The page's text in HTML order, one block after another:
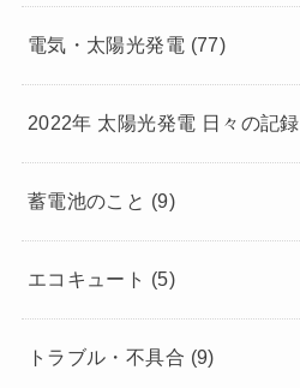
電気・太陽光発電 (77)
2022年 太陽光発電 日々の記録
蓄電池のこと (9)
エコキュート (5)
トラブル・不具合 (9)